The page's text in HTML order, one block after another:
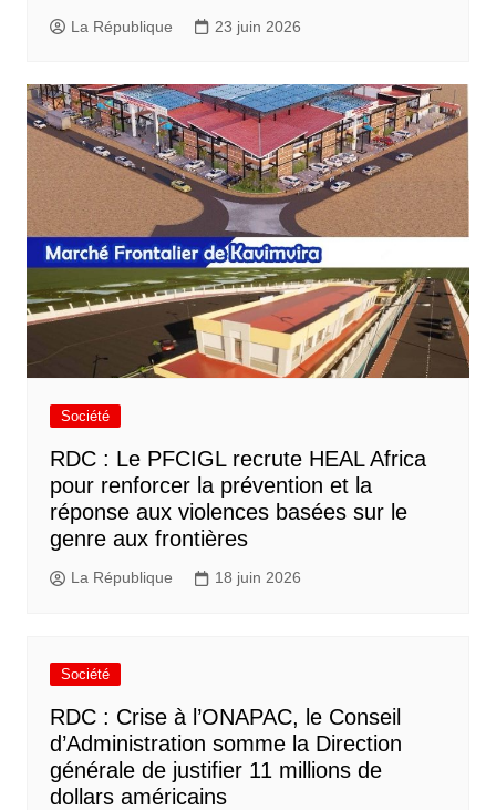
La République 23 juin 2026
Société
RDC : Le PFCIGL recrute HEAL Africa
pour renforcer la prévention et la
réponse aux violences basées sur le
genre aux frontières
La République 18 juin 2026
Société
RDC : Crise à l’ONAPAC, le Conseil
d’Administration somme la Direction
générale de justifier 11 millions de
dollars américains